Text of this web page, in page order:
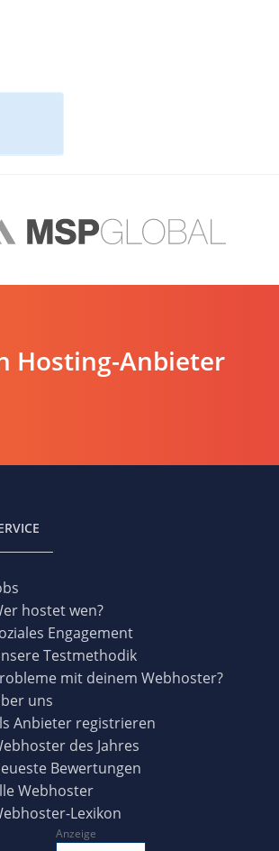
Hosting-Anbieter
hostet wen?
Engagement
Testmethodik
mit deinem Webhoster?
uns
Anbieter registrieren
des Jahres
Bewertungen
Webhoster
Lexikon
Anzeige